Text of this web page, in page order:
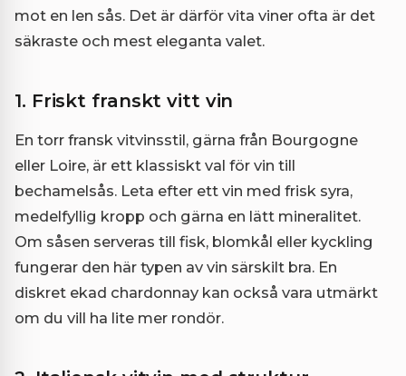
mot en len sås. Det är därför vita viner ofta är det
säkraste och mest eleganta valet.
1. Friskt franskt vitt vin
En torr fransk vitvinsstil, gärna från Bourgogne
eller Loire, är ett klassiskt val för vin till
bechamelsås. Leta efter ett vin med frisk syra,
medelfyllig kropp och gärna en lätt mineralitet.
Om såsen serveras till fisk, blomkål eller kyckling
fungerar den här typen av vin särskilt bra. En
diskret ekad chardonnay kan också vara utmärkt
om du vill ha lite mer rondör.